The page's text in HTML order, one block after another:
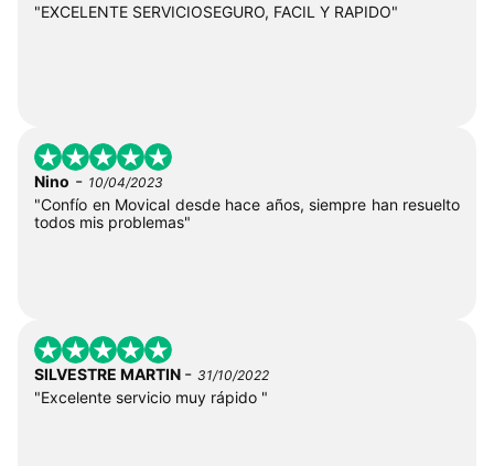
"EXCELENTE SERVICIOSEGURO, FACIL Y RAPIDO"
Nino - 10/04/2023
"Confío en Movical desde hace años, siempre han resuelto
todos mis problemas"
SILVESTRE MARTIN - 31/10/2022
"Excelente servicio muy rápido "